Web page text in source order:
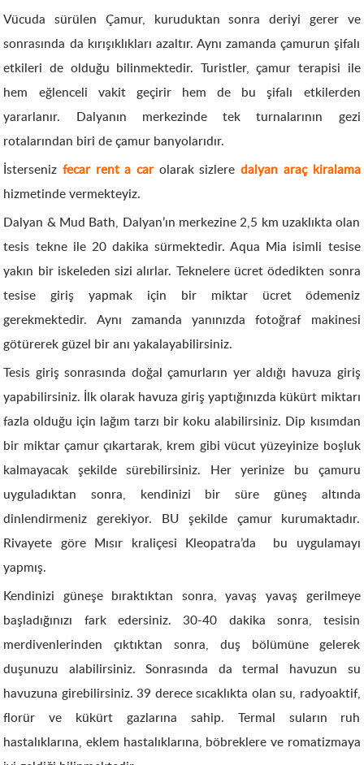
Vücuda sürülen Çamur, kuruduktan sonra deriyi gerer ve
sonrasında da kırışıklıkları azaltır. Aynı zamanda çamurun şifalı
etkileri de olduğu bilinmektedir. Turistler, çamur terapisi ile
hem eğlenceli vakit geçirir hem de bu şifalı etkilerden
yararlanır. Dalyanın merkezinde tek turnalarının gezi
rotalarından biri de çamur banyolarıdır.
İstersenizfecar rent a car olarak sizleredalyan araç kiralama
hizmetinde vermekteyiz.
Dalyan & Mud Bath, Dalyan’ın merkezine 2,5 km uzaklıkta olan
tesis tekne ile 20 dakika sürmektedir. Aqua Mia isimli tesise
yakın bir iskeleden sizi alırlar. Teknelere ücret ödedikten sonra
tesise giriş yapmak için bir miktar ücret ödemeniz
gerekmektedir. Aynı zamanda yanınızda fotoğraf makinesi
götürerek güzel bir anı yakalayabilirsiniz.
Tesis giriş sonrasında doğal çamurların yer aldığı havuza giriş
yapabilirsiniz. İlk olarak havuza giriş yaptığınızda kükürt miktarı
fazla olduğu için lağım tarzı bir koku alabilirsiniz. Dip kısımdan
bir miktar çamur çıkartarak, krem gibi vücut yüzeyinize boşluk
kalmayacak şekilde sürebilirsiniz. Her yerinize bu çamuru
uyguladıktan sonra, kendinizi bir süre güneş altında
dinlendirmeniz gerekiyor. BU şekilde çamur kurumaktadır.
Rivayete göre Mısır kraliçesi Kleopatra’da bu uygulamayı
yapmış.
Kendinizi güneşe bıraktıktan sonra, yavaş yavaş gerilmeye
başladığınızı fark edersiniz. 30-40 dakika sonra, tesisin
merdivenlerinden çıktıktan sonra, duş bölümüne gelerek
duşunuzu alabilirsiniz. Sonrasında da termal havuzun su
havuzuna girebilirsiniz. 39 derece sıcaklıkta olan su, radyoaktif,
florür ve kükürt gazlarına sahip. Termal suların ruh
hastalıklarına, eklem hastalıklarına, böbreklere ve romatizmaya